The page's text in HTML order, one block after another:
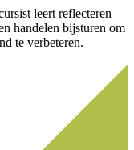
leert reflecteren
handelen bijsturen om
te verbeteren.